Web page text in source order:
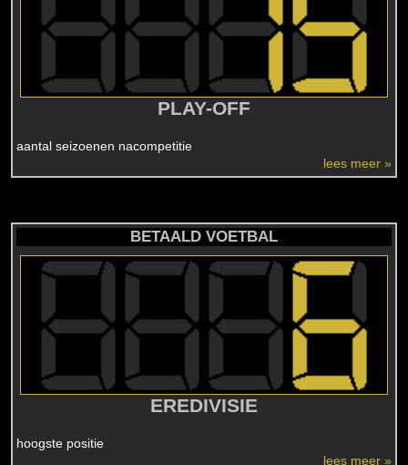
PLAY-OFF
aantal seizoenen nacompetitie
lees meer »
BETAALD VOETBAL
EREDIVISIE
hoogste positie
lees meer »